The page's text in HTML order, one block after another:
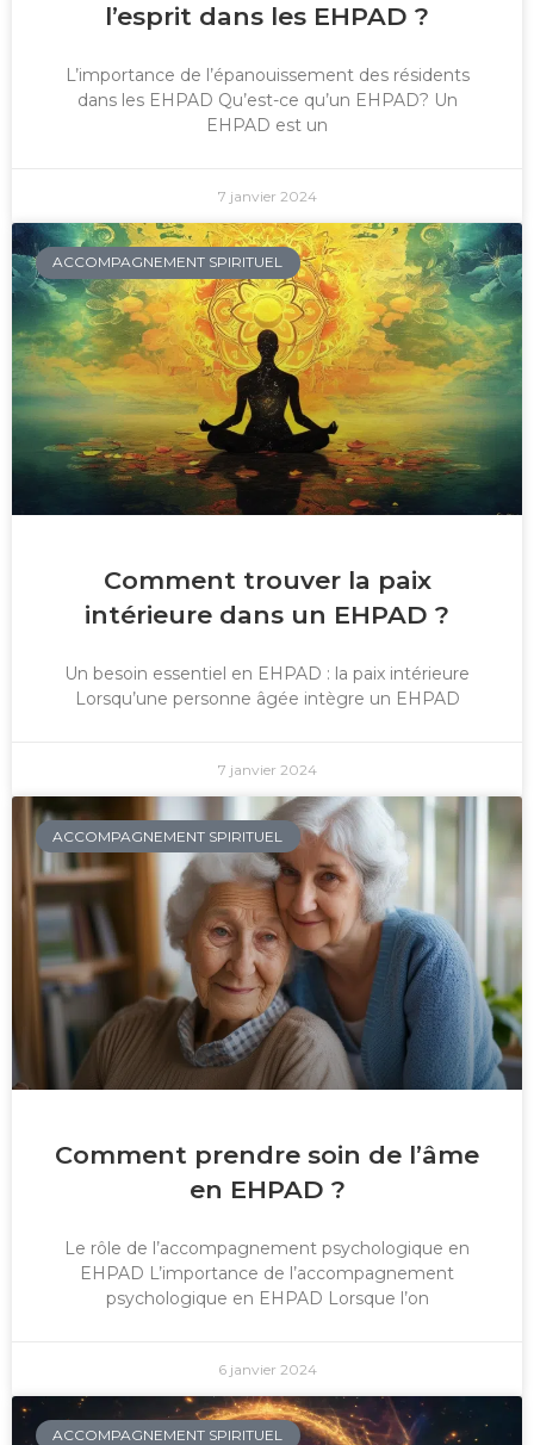
l’esprit dans les EHPAD ?
L’importance de l’épanouissement des résidents
dans les EHPAD Qu’est-ce qu’un EHPAD? Un
EHPAD est un
7 janvier 2024
ACCOMPAGNEMENT SPIRITUEL
Comment trouver la paix
intérieure dans un EHPAD ?
Un besoin essentiel en EHPAD : la paix intérieure
Lorsqu’une personne âgée intègre un EHPAD
7 janvier 2024
ACCOMPAGNEMENT SPIRITUEL
Comment prendre soin de l’âme
en EHPAD ?
Le rôle de l’accompagnement psychologique en
EHPAD L’importance de l’accompagnement
psychologique en EHPAD Lorsque l’on
6 janvier 2024
ACCOMPAGNEMENT SPIRITUEL